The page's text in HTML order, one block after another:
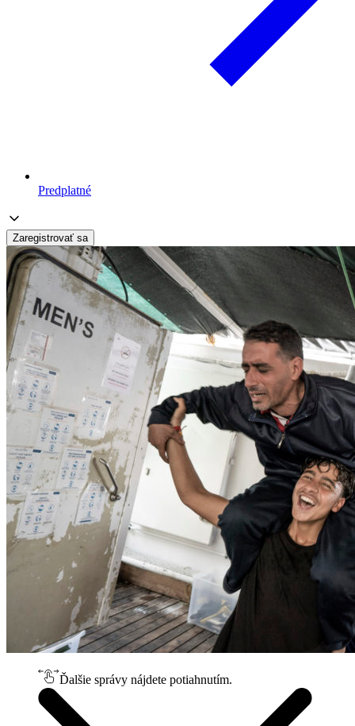
Predplatné
Zaregistrovať sa
Ďalšie správy nájdete potiahnutím.